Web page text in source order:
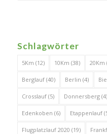
Schlagwörter
5Km (12) 10Km (38) 20Km
Berglauf(40) Berlin (4)
Crosslauf(5) Donnersberg(4)
Edenkoben (6) Etappenlauf
Flugplatzlauf 2020 (19)